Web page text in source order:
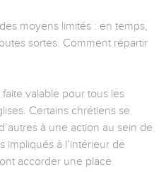
moyens limités : en temps,
sortes. Comment répartir
valable pour tous les
Certains chrétiens se
à une action au sein de
impliqués à l’intérieur de
accorder une place